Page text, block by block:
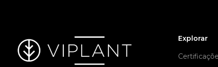
Explorar